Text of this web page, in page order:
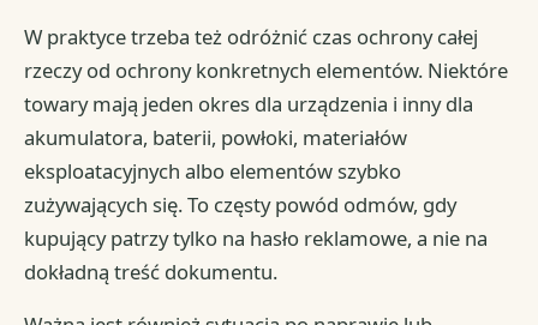
W praktyce trzeba też odróżnić czas ochrony całej
rzeczy od ochrony konkretnych elementów. Niektóre
towary mają jeden okres dla urządzenia i inny dla
akumulatora, baterii, powłoki, materiałów
eksploatacyjnych albo elementów szybko
zużywających się. To częsty powód odmów, gdy
kupujący patrzy tylko na hasło reklamowe, a nie na
dokładną treść dokumentu.